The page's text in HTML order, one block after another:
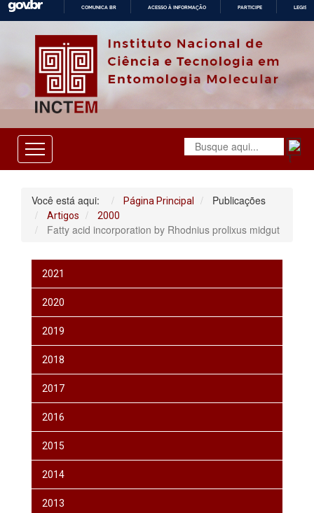
O
COMUNICA BR ACESSO À INFORMAÇÃO PARTICIPE
Você está aqui: Página Principal Publicações
Artigos 2000
Fatty acid incorporation by Rhodnius prolixus midgut
2021
2020
2019
2018
2017
2016
2015
2014
2013